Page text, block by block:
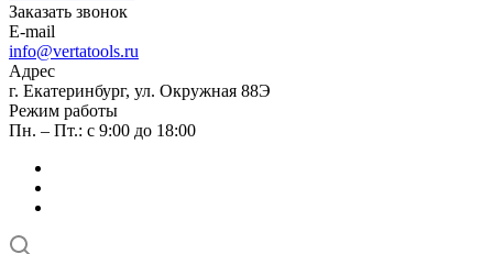
Заказать звонок
E-mail
info@vertatools.ru
Адрес
г. Екатеринбург, ул. Окружная 88Э
Режим работы
Пн. – Пт.: с 9:00 до 18:00